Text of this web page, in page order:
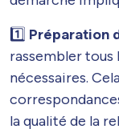
1️⃣​ Préparation
rassembler tous
nécessaires.
la qualité de la